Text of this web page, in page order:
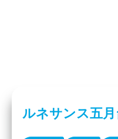
ルネサンス五